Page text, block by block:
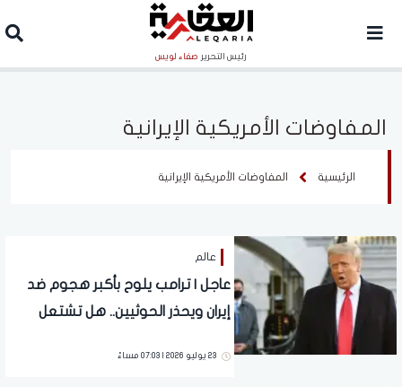
رئيس التحرير صفاء لويس
المفاوضات الأمريكية الإيرانية
الرئيسية المفاوضات الأمريكية الإيرانية
عالم
عاجل | ترامب يلوح بأكبر هجوم ضد
إيران ويحذر الحوثيين.. هل تشتعل
23 يوليو 2026 | 07:03 مساءً